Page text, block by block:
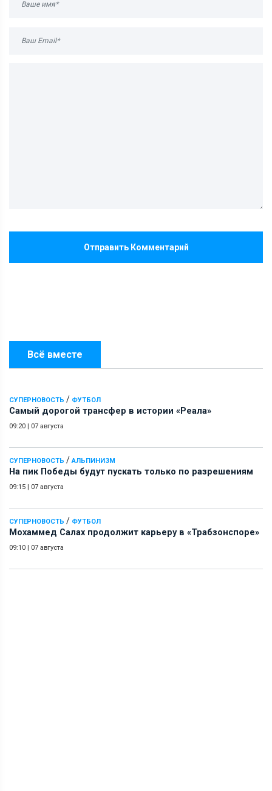
Всё вместе
СУПЕРНОВОСТЬ / ФУТБОЛ
Самый дорогой трансфер в истории «Реала»
09:20 | 07 августа
СУПЕРНОВОСТЬ / АЛЬПИНИЗМ
На пик Победы будут пускать только по разрешениям
09:15 | 07 августа
СУПЕРНОВОСТЬ / ФУТБОЛ
Мохаммед Салах продолжит карьеру в «Трабзонспоре»
09:10 | 07 августа
Отправить Комментарий